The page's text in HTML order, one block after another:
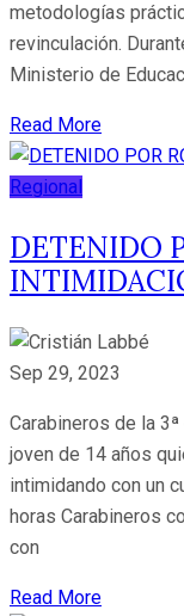
metodologías
revinculación.
Ministerio de
Read More
Regional
DETENIDO
Sep 29, 2023
Carabineros de la
joven de 14 años
intimidando con un
horas Carabineros
con
Read More